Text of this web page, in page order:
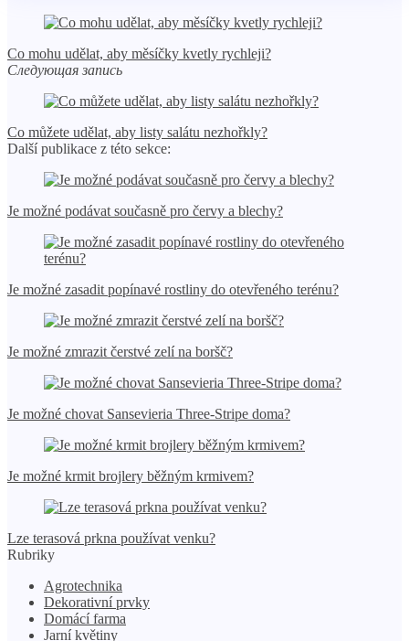
Co mohu udělat, aby měsíčky kvetly rychleji?
Следующая запись
Co můžete udělat, aby listy salátu nezhořkly?
Další publikace z této sekce:
Je možné podávat současně pro červy a blechy?
Je možné zasadit popínavé rostliny do otevřeného terénu?
Je možné zmrazit čerstvé zelí na boršč?
Je možné chovat Sansevieria Three-Stripe doma?
Je možné krmit brojlery běžným krmivem?
Lze terasová prkna používat venku?
Rubriky
Agrotechnika
Dekorativní prvky
Domácí farma
Jarní květiny